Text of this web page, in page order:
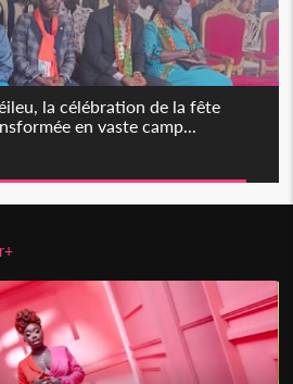
la célébration de la fête
en vaste camp...